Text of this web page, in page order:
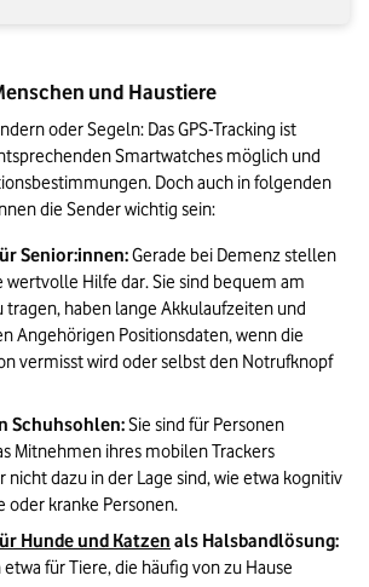
und Haustiere
oder Segeln: Das GPS-Tracking ist
Smartwatches möglich und
Doch auch in folgenden
die Sender wichtig sein:
Senior:innen: Gerade bei Demenz stellen
wertvolle Hilfe dar. Sie sind bequem am
tragen, haben lange Akkulaufzeiten und
Angehörigen Positionsdaten, wenn die
vermisst wird oder selbst den Notrufknopf
Schuhsohlen: Sie sind für Personen
Mitnehmen ihres mobilen Trackers
nicht dazu in der Lage sind, wie etwa kognitiv
oder kranke Personen.
Hunde und Katzen als Halsbandlösung:
für Tiere, die häufig von zu Hause